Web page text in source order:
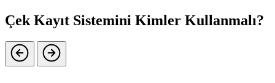
Çek Kayıt Sistemini Kimler Kullanmalı?